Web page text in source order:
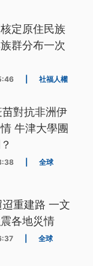
定原住民族
群分布一次
社福人權
對抗非洲伊
牛津大學團
全球
重建路 一文
各地災情
全球